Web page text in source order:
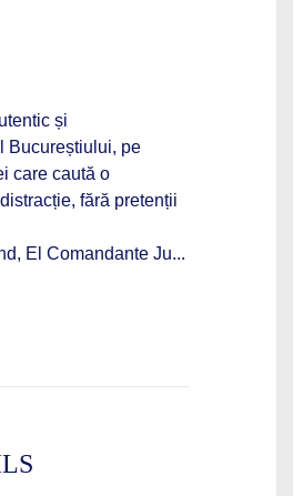
și
Bucureștiului, pe
care caută o
fără pretenții
El Comandante Ju...